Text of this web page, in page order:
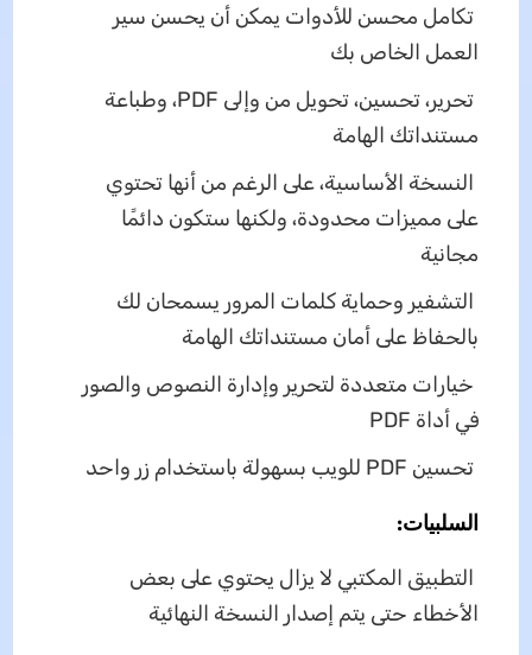
تكامل محسن للأدوات يمكن أن يحسن سير
العمل الخاص بك
تحرير، تحسين، تحويل من وإلى PDF، وطباعة
مستنداتك الهامة
النسخة الأساسية، على الرغم من أنها تحتوي
على مميزات محدودة، ولكنها ستكون دائمًا
مجانية
التشفير وحماية كلمات المرور يسمحان لك
بالحفاظ على أمان مستنداتك الهامة
خيارات متعددة لتحرير وإدارة النصوص والصور
في أداة PDF
تحسين PDF للويب بسهولة باستخدام زر واحد
السلبيات:
التطبيق المكتبي لا يزال يحتوي على بعض
الأخطاء حتى يتم إصدار النسخة النهائية